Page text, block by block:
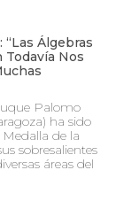
Álgebras
Todavía Nos
Palomo
ha sido
de la
sobresalientes
áreas del